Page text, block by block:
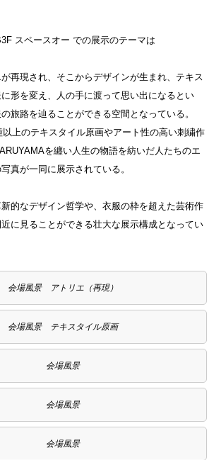
スペースオー での展示のテーマは
再現され、そこからデザインが生まれ、テキス
形を変え、人の手に渡って思い出になるとい
旅路を辿ることができる空間となっている。
上のテキスタイル原画やアート性の高い刺繍作
を纏い人生の物語を紡いだ人たちのエ
真が一同に展示されている。
的なデザイン哲学や、衣服の枠を超えた芸術作
に見ることができる壮大な展示構成となってい
会場風景 アトリエ（再現）
会場風景 テキスタイル原画
会場風景
会場風景
会場風景